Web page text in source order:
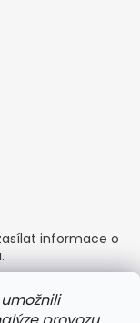
informace o